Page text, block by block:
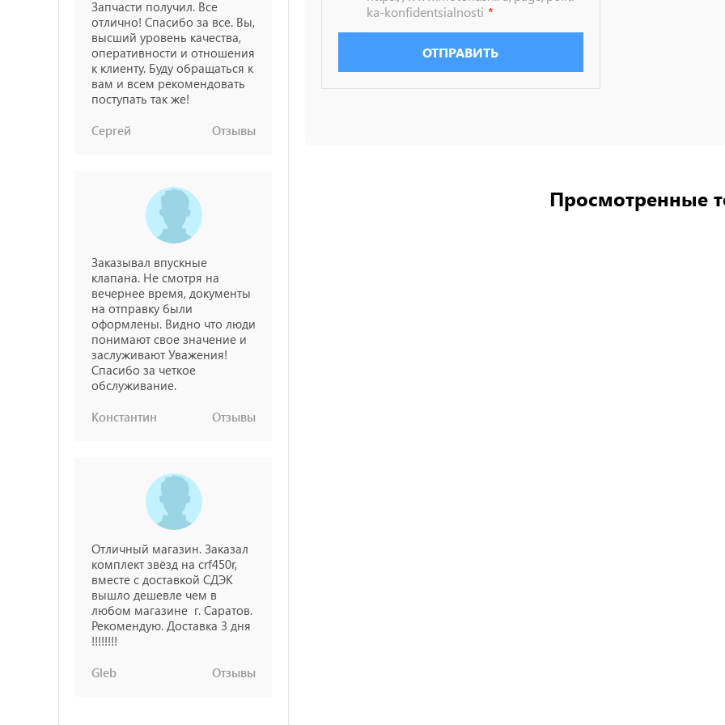
Запчасти получил. Все
отлично! Спасибо за все. Вы,
высший уровень качества,
оперативности и отношения
к клиенту. Буду обращаться к
вам и всем рекомендовать
поступать так же!
Сергей
Отзывы
Заказывал впускные
клапана. Не смотря на
вечернее время, документы
на отправку были
оформлены. Видно что люди
понимают свое значение и
заслуживают Уважения!
Спасибо за четкое
обслуживание.
Константин
Отзывы
Отличный магазин. Заказал
комплект звёзд на crf450r,
вместе с доставкой СДЭК
вышло дешевле чем в
любом магазине г. Саратов.
Рекомендую. Доставка 3 дня
!!!!!!!!
Gleb
Отзывы
ka-konfidentsialnosti
ОТПРАВИТЬ
Просмотренные